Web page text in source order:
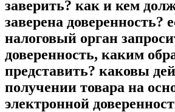
заверить? как и кем
заверена доверенность?
налоговый орган
доверенность, каким
представить? каковы
получении товара на
электронной